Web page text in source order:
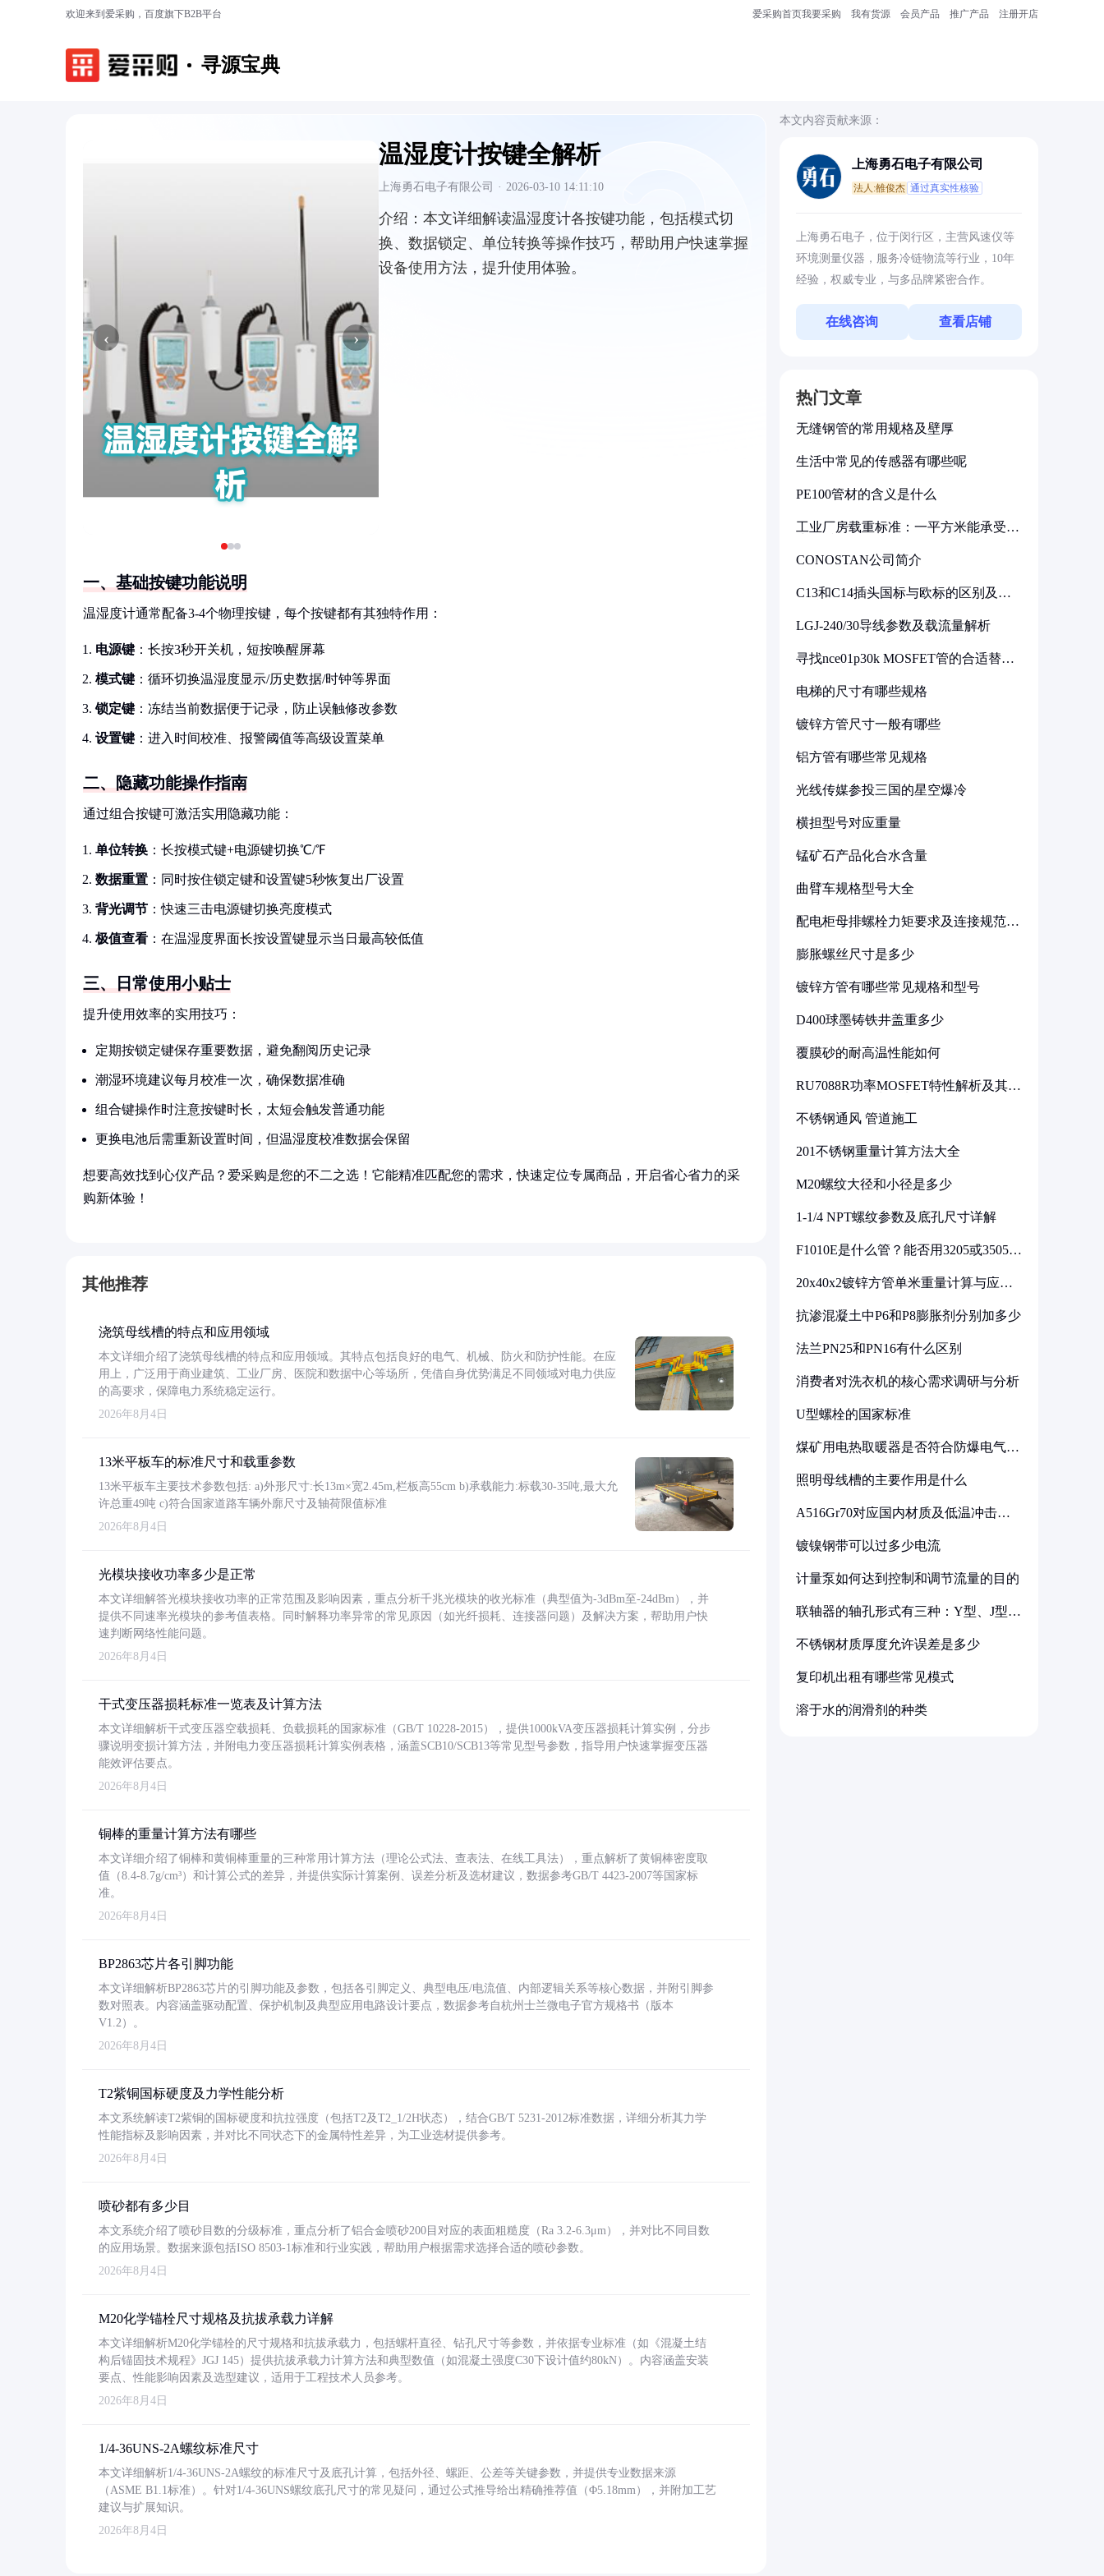
欢迎来到爱采购，百度旗下B2B平台 爱采购首页我要采购 我有货源 会员产品 推广产品 注册开店
寻源宝典
‹ ›
温湿度计按键全解析
上海勇石电子有限公司 · 2026-03-10 14:11:10
介绍： 本文详细解读温湿度计各按键功能，包括模式切
换、数据锁定、单位转换等操作技巧，帮助用户快速掌握
设备使用方法，提升使用体验。
一、基础按键功能说明
温湿度计通常配备3-4个物理按键，每个按键都有其独特作用：
电源键 ：长按3秒开关机，短按唤醒屏幕
模式键 ：循环切换温湿度显示/历史数据/时钟等界面
锁定键 ：冻结当前数据便于记录，防止误触修改参数
设置键 ：进入时间校准、报警阈值等高级设置菜单
二、隐藏功能操作指南
通过组合按键可激活实用隐藏功能：
单位转换 ：长按模式键+电源键切换℃/℉
数据重置 ：同时按住锁定键和设置键5秒恢复出厂设置
背光调节 ：快速三击电源键切换亮度模式
极值查看 ：在温湿度界面长按设置键显示当日最高较低值
三、日常使用小贴士
提升使用效率的实用技巧：
定期按锁定键保存重要数据，避免翻阅历史记录
潮湿环境建议每月校准一次，确保数据准确
组合键操作时注意按键时长，太短会触发普通功能
更换电池后需重新设置时间，但温湿度校准数据会保留
想要高效找到心仪产品？爱采购是您的不二之选！它能精准匹配您的需求，快速定位专属商品，开启省心省力的采
购新体验！
其他推荐
浇筑母线槽的特点和应用领域
本文详细介绍了浇筑母线槽的特点和应用领域。其特点包括良好的电气、机械、防火和防护性能。在应
用上，广泛用于商业建筑、工业厂房、医院和数据中心等场所，凭借自身优势满足不同领域对电力供应
的高要求，保障电力系统稳定运行。
2026年8月4日
13米平板车的标准尺寸和载重参数
13米平板车主要技术参数包括: a)外形尺寸:长13m×宽2.45m,栏板高55cm b)承载能力:标载30-35吨,最大允
许总重49吨 c)符合国家道路车辆外廓尺寸及轴荷限值标准
2026年8月4日
光模块接收功率多少是正常
本文详细解答光模块接收功率的正常范围及影响因素，重点分析千兆光模块的收光标准（典型值为-3dBm至-24dBm），并
提供不同速率光模块的参考值表格。同时解释功率异常的常见原因（如光纤损耗、连接器问题）及解决方案，帮助用户快
速判断网络性能问题。
2026年8月4日
干式变压器损耗标准一览表及计算方法
本文详细解析干式变压器空载损耗、负载损耗的国家标准（GB/T 10228-2015），提供1000kVA变压器损耗计算实例，分步
骤说明变损计算方法，并附电力变压器损耗计算实例表格，涵盖SCB10/SCB13等常见型号参数，指导用户快速掌握变压器
能效评估要点。
2026年8月4日
铜棒的重量计算方法有哪些
本文详细介绍了铜棒和黄铜棒重量的三种常用计算方法（理论公式法、查表法、在线工具法），重点解析了黄铜棒密度取
值（8.4-8.7g/cm³）和计算公式的差异，并提供实际计算案例、误差分析及选材建议，数据参考GB/T 4423-2007等国家标
准。
2026年8月4日
BP2863芯片各引脚功能
本文详细解析BP2863芯片的引脚功能及参数，包括各引脚定义、典型电压/电流值、内部逻辑关系等核心数据，并附引脚参
数对照表。内容涵盖驱动配置、保护机制及典型应用电路设计要点，数据参考自杭州士兰微电子官方规格书（版本
V1.2）。
2026年8月4日
T2紫铜国标硬度及力学性能分析
本文系统解读T2紫铜的国标硬度和抗拉强度（包括T2及T2_1/2H状态），结合GB/T 5231-2012标准数据，详细分析其力学
性能指标及影响因素，并对比不同状态下的金属特性差异，为工业选材提供参考。
2026年8月4日
喷砂都有多少目
本文系统介绍了喷砂目数的分级标准，重点分析了铝合金喷砂200目对应的表面粗糙度（Ra 3.2-6.3μm），并对比不同目数
的应用场景。数据来源包括ISO 8503-1标准和行业实践，帮助用户根据需求选择合适的喷砂参数。
2026年8月4日
M20化学锚栓尺寸规格及抗拔承载力详解
本文详细解析M20化学锚栓的尺寸规格和抗拔承载力，包括螺杆直径、钻孔尺寸等参数，并依据专业标准（如《混凝土结
构后锚固技术规程》JGJ 145）提供抗拔承载力计算方法和典型数值（如混凝土强度C30下设计值约80kN）。内容涵盖安装
要点、性能影响因素及选型建议，适用于工程技术人员参考。
2026年8月4日
1/4-36UNS-2A螺纹标准尺寸
本文详细解析1/4-36UNS-2A螺纹的标准尺寸及底孔计算，包括外径、螺距、公差等关键参数，并提供专业数据来源
（ASME B1.1标准）。针对1/4-36UNS螺纹底孔尺寸的常见疑问，通过公式推导给出精确推荐值（Φ5.18mm），并附加工艺
建议与扩展知识。
2026年8月4日
本文内容贡献来源：
上海勇石电子有限公司
法人:雒俊杰 通过真实性核验
上海勇石电子，位于闵行区，主营风速仪等
环境测量仪器，服务冷链物流等行业，10年
经验，权威专业，与多品牌紧密合作。
在线咨询 查看店铺
热门文章
无缝钢管的常用规格及壁厚
生活中常见的传感器有哪些呢
PE100管材的含义是什么
工业厂房载重标准：一平方米能承受多
CONOSTAN公司简介
C13和C14插头国标与欧标的区别及其
LGJ-240/30导线参数及载流量解析
寻找nce01p30k MOSFET管的合适替代
电梯的尺寸有哪些规格
镀锌方管尺寸一般有哪些
铝方管有哪些常见规格
光线传媒参投三国的星空爆冷
横担型号对应重量
锰矿石产品化合水含量
曲臂车规格型号大全
配电柜母排螺栓力矩要求及连接规范详
膨胀螺丝尺寸是多少
镀锌方管有哪些常见规格和型号
D400球墨铸铁井盖重多少
覆膜砂的耐高温性能如何
RU7088R功率MOSFET特性解析及其在
不锈钢通风 管道施工
201不锈钢重量计算方法大全
M20螺纹大径和小径是多少
1-1/4 NPT螺纹参数及底孔尺寸详解
F1010E是什么管？能否用3205或3505代
20x40x2镀锌方管单米重量计算与应用
抗渗混凝土中P6和P8膨胀剂分别加多少
法兰PN25和PN16有什么区别
消费者对洗衣机的核心需求调研与分析
U型螺栓的国家标准
煤矿用电热取暖器是否符合防爆电气设
照明母线槽的主要作用是什么
A516Gr70对应国内材质及低温冲击要
镀镍钢带可以过多少电流
计量泵如何达到控制和调节流量的目的
联轴器的轴孔形式有三种：Y型、J型、
不锈钢材质厚度允许误差是多少
复印机出租有哪些常见模式
溶于水的润滑剂的种类